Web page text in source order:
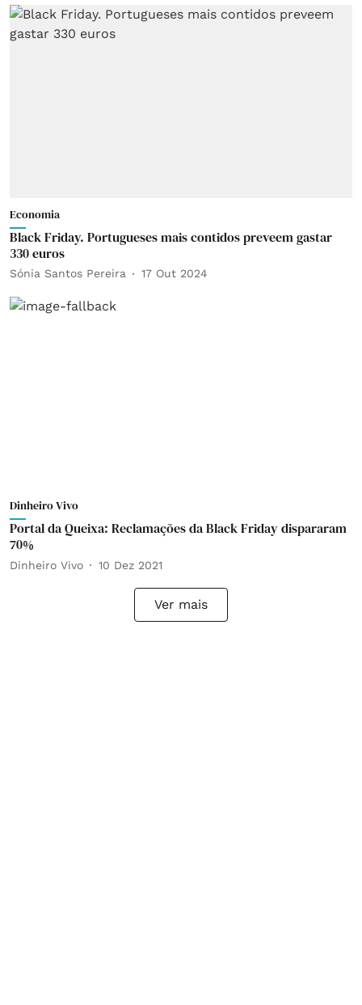
Economia
Black Friday. Portugueses mais contidos preveem gastar
330 euros
Sónia Santos Pereira 17 Out 2024
Dinheiro Vivo
Portal da Queixa: Reclamações da Black Friday dispararam
70%
Dinheiro Vivo 10 Dez 2021
Ver mais